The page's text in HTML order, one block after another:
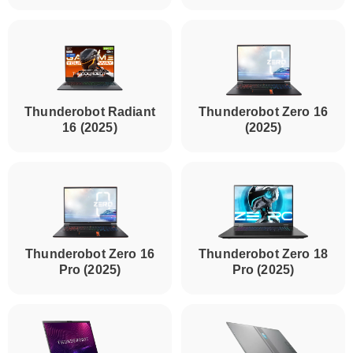
Thunderobot Radiant
16 (2025)
Thunderobot Zero 16
(2025)
Thunderobot Zero 16
Pro (2025)
Thunderobot Zero 18
Pro (2025)